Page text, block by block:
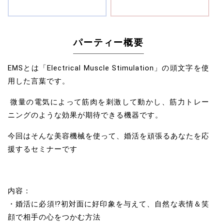
パーティー概要
EMSとは「Electrical Muscle Stimulation」の頭文字を使
用した言葉です。
微量の電気によって筋肉を刺激して動かし、筋力トレー
ニングのような効果が期待できる機器です。
今回はそんな美容機械を使って、婚活を頑張るあなたを応
援するセミナーです
内容：
・婚活に必須⁉初対面に好印象を与えて、自然な表情＆笑
顔で相手の心をつかむ方法